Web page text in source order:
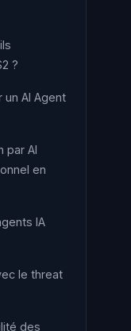
?
AI Agent
par AI
en
IA
le threat
des